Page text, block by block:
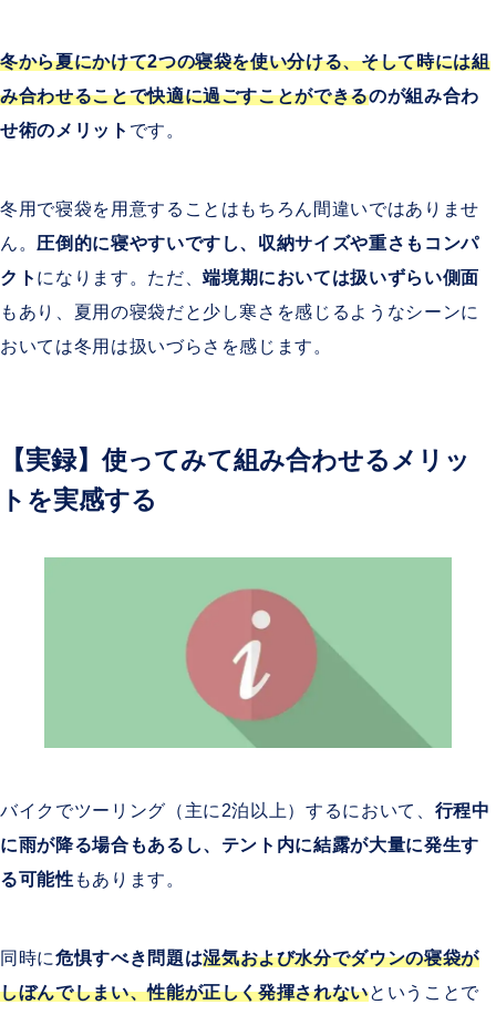
冬から夏にかけて2つの寝袋を使い分ける、そして時には組
み合わせることで快適に過ごすことができるのが組み合わ
せ術のメリット です。
冬用で寝袋を用意することはもちろん間違いではありませ
ん。 圧倒的に寝やすいですし、収納サイズや重さもコンパ
クト になります。ただ、端境期においては扱いずらい側面
もあり、夏用の寝袋だと少し寒さを感じるようなシーンに
おいては冬用は扱いづらさを感じます。
【実録】使ってみて組み合わせるメリッ
トを実感する
バイクでツーリング（主に2泊以上）するにおいて、 行程中
に雨が降る場合もあるし、テント内に結露が大量に発生す
る可能性 もあります。
同時に危惧すべき問題は湿気および水分でダウンの寝袋が
しぼんでしまい、性能が正しく発揮されないということで